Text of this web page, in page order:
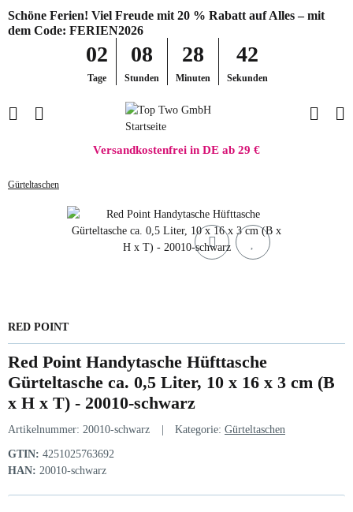
Schöne Ferien! Viel Freude mit 20 % Rabatt auf Alles – mit
dem Code: FERIEN2026
02
Tage
08
Stunden
28
Minuten
42
Sekunden
Versandkostenfrei in DE ab 29 €
Gürteltaschen
RED POINT
Red Point Handytasche Hüfttasche
Gürteltasche ca. 0,5 Liter, 10 x 16 x 3 cm (B
x H x T) - 20010-schwarz
Artikelnummer: 20010-schwarz Kategorie: Gürteltaschen
GTIN: 4251025763692
HAN: 20010-schwarz